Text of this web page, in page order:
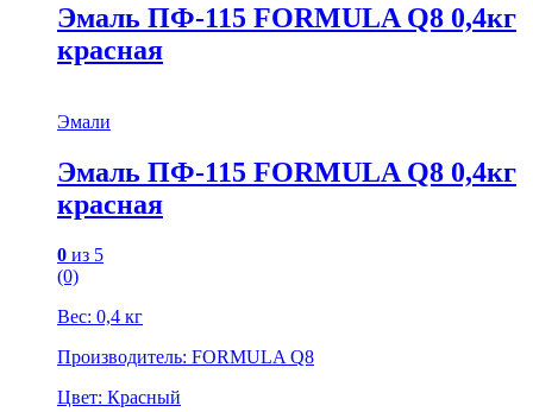
Эмаль ПФ-115 FORMULA Q8 0,4кг
красная
Эмали
Эмаль ПФ-115 FORMULA Q8 0,4кг
красная
0 из 5
(0)
Вес: 0,4 кг
Производитель: FORMULA Q8
Цвет: Красный